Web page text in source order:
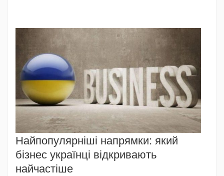
Найпопулярніші напрямки: який
бізнес українці відкривають
найчастіше